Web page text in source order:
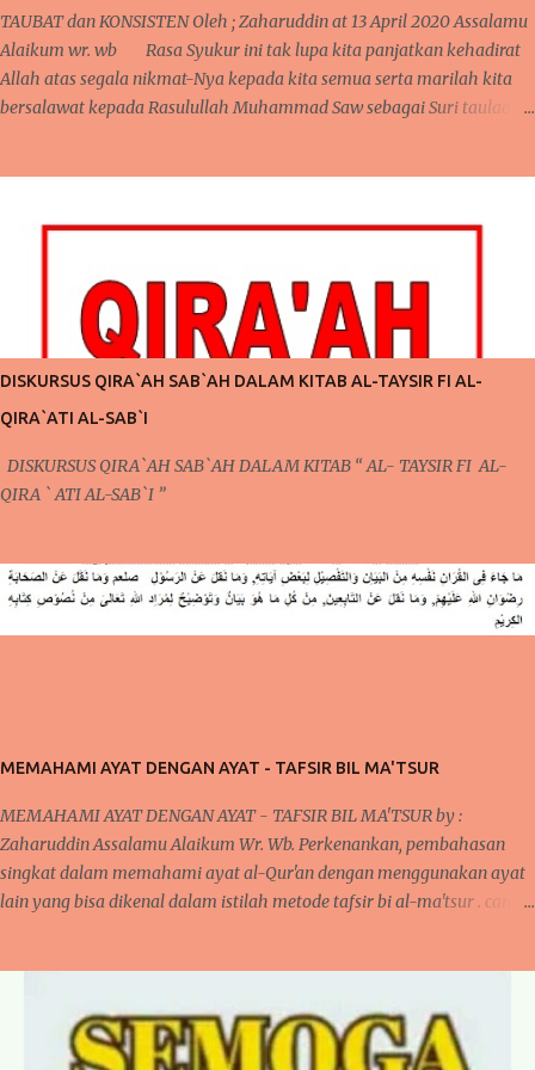
(hias tidak hidup). Masing masing memiliki alasan tersendiri dan ...
TAUBAT dan KONSISTEN Oleh ; Zaharuddin at 13 April 2020 Assalamu
Alaikum wr. wb Rasa Syukur ini tak lupa kita panjatkan kehadirat
Allah atas segala nikmat-Nya kepada kita semua serta marilah kita
bersalawat kepada Rasulullah Muhammad Saw sebagai Suri tauladan
agar bisa menjalankan ibadah yang lebih giat lagi. Perlu kita
langsung telah terdapat keterkaitan dengan apa yang akan kita bahas
pada pertemuan kali ini. Pada pertemuan sebelumnya, mengontrol
pola pikir yang harus dilakukan setiap saat karena ada niat ingin
berubah, niat ingin berubah menjadi lebih baik inilah yang akan kita
bicarakan kali ini. Poin Kedua ; Taubat dan Konsisten (Po...
DISKURSUS QIRA`AH SAB`AH DALAM KITAB AL-TAYSIR FI AL-
QIRA`ATI AL-SAB`I
DISKURSUS QIRA`AH SAB`AH DALAM KITAB “ AL- TAYSIR FI AL-
QIRA ` ATI AL-SAB`I ”
MEMAHAMI AYAT DENGAN AYAT - TAFSIR BIL MA'TSUR
MEMAHAMI AYAT DENGAN AYAT - TAFSIR BIL MA'TSUR by :
Zaharuddin Assalamu Alaikum Wr. Wb. Perkenankan, pembahasan
singkat dalam memahami ayat al-Qur'an dengan menggunakan ayat
lain yang bisa dikenal dalam istilah metode tafsir bi al-ma'tsur . cara
disertai dengan artinya bahwa terlihat di banyak ayat yang
menjelaskan sendiri makna suatu ayat. Kita akan mengupas sedikit